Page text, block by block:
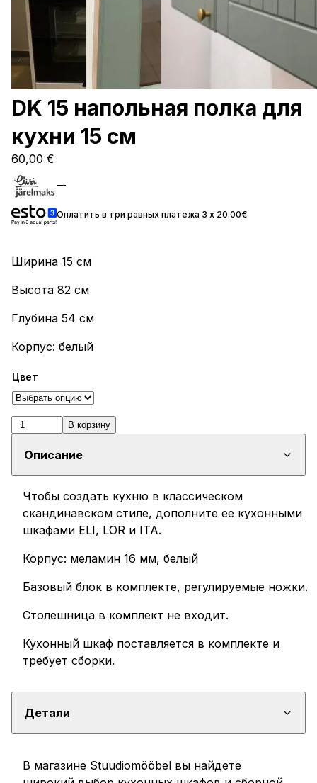
DK 15 напольная полка для
кухни 15 см
60,00 €
Оплатить в три равных платежа 3 x 20.00€
Ширина 15 см
Высота 82 см
Глубина 54 см
Корпус: белый
Цвет
Количество
напольная
кухни
В корзину
Описание
Чтобы создать кухню в классическом
скандинавском стиле, дополните ее кухонными
шкафами ELI, LOR и ITA.
Корпус: меламин 16 мм, белый
Базовый блок в комплекте, регулируемые ножки.
Столешница в комплект не входит.
Кухонный шкаф поставляется в комплекте и
требует сборки.
Детали
В магазине Stuudiomööbel вы найдете